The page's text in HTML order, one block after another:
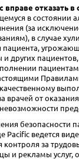
вправе отказать
в состоянии
(за
в случае
пациента,
других
пациентам
врачей от
безопасности
Pacific ведется
контроля за
и рекламы услуг,